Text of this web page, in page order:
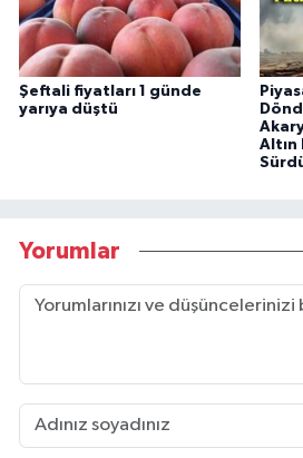
Şeftali fiyatları 1 günde
yarıya düştü
Altın
Yorumlar